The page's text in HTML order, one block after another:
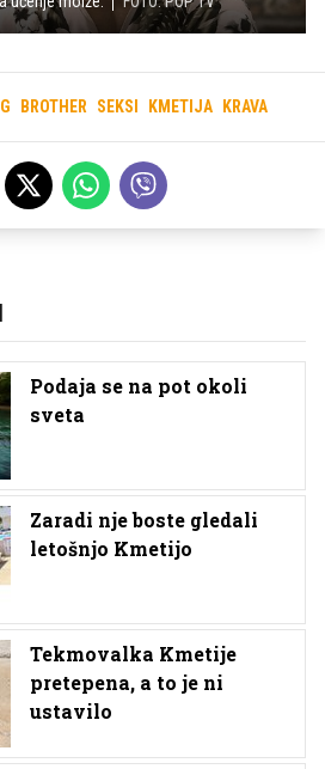
BROTHER SEKSI KMETIJA KRAVA
Podaja se na pot okoli
sveta
Zaradi nje boste gledali
letošnjo Kmetijo
Tekmovalka Kmetije
pretepena, a to je ni
ustavilo